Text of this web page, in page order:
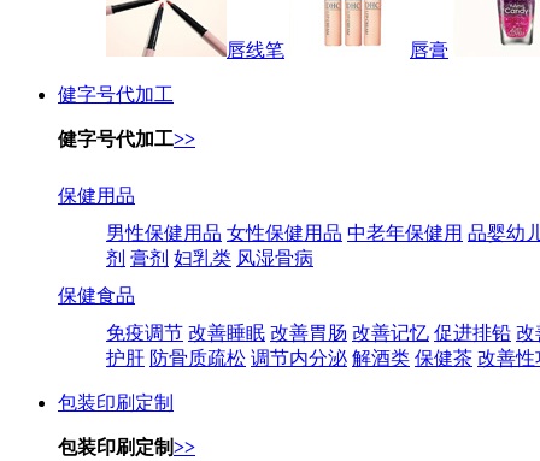
唇线笔 唇膏
健字号代加工
健字号代加工>>
保健用品
男性保健用品 女性保健用品 中老年保健用 品婴幼
剂 膏剂 妇乳类 风湿骨病
保健食品
免疫调节 改善睡眠 改善胃肠 改善记忆 促进排铅 改
护肝 防骨质疏松 调节内分泌 解酒类 保健茶 改善性
包装印刷定制
包装印刷定制>>